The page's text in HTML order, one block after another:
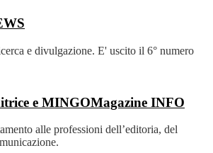
e divulgazione. E' uscito il 6° numero
e MINGOMagazine INFO
alle professioni dell’editoria, del